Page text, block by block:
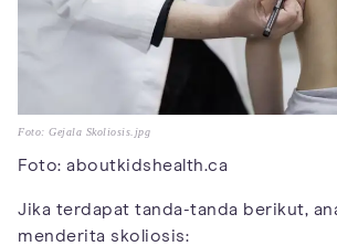
Foto: Gejala Skoliosis.jpg
Foto: aboutkidshealth.ca
Jika terdapat tanda-tanda berikut,
menderita skoliosis: